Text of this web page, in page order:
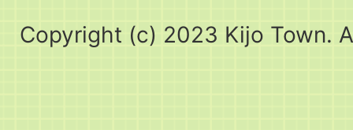
Copyright (c) 2023 Kijo Town.